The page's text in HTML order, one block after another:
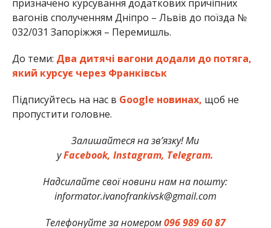
призначено курсування додаткових причіпних
вагонів сполученням Дніпро – Львів до поїзда №
032/031 Запоріжжя – Перемишль.
До теми: Два дитячі вагони додали до потяга,
який курсує через Франківськ
Підписуйтесь на нас в Google новинах, щоб не
пропустити головне.
Залишайтеся на зв’язку! Ми
уFacebook, Instagram, Telegram.
Надсилайте свої новини нам на пошту:
informator.ivanofrankivsk@gmail.com
Телефонуйте за номером096 989 60 87